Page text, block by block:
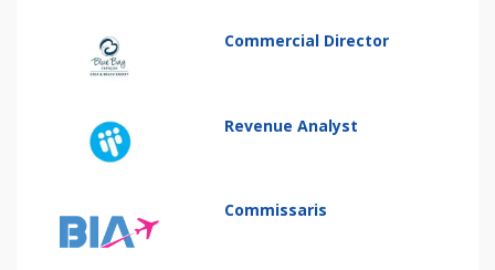
Commercial Director
Revenue Analyst
Commissaris